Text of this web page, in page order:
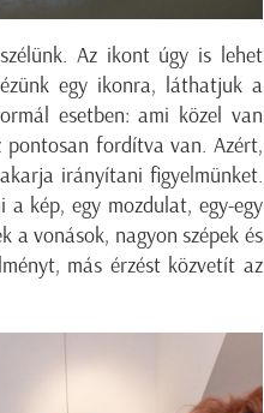
Az ikont úgy is lehet
egy ikonra, láthatjuk a
esetben: ami közel van
pontosan fordítva van. Azért,
irányítani figyelmünket.
kép, egy mozdulat, egy-egy
a vonások, nagyon szépek és
más érzést közvetít az